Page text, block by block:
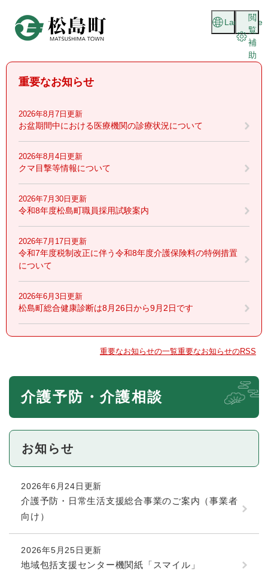
頭
閲
覧
補
助
Language
重要なお知らせ
2026年8月7日更新
お盆期間中における医療機関の診療状況について
2026年8月4日更新
クマ目撃等情報について
2026年7月30日更新
令和8年度松島町職員採用試験案内
2026年7月17日更新
令和7年度税制改正に伴う令和8年度介護保険料の特例措置
について
2026年6月3日更新
松島町総合健康診断は8月26日から9月2日です
重要なお知らせの一覧重要なお知らせのRSS
本
介護予防・介護相談
お知らせ
2026年6月24日更新
介護予防・日常生活支援総合事業のご案内（事業者
向け）
2026年5月25日更新
地域包括支援センター機関紙「スマイル」